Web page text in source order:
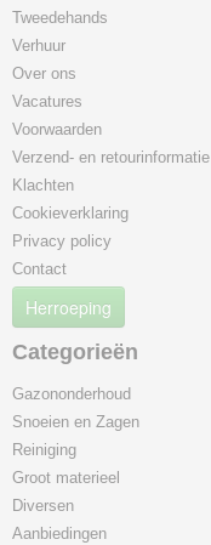
Tweedehands
Verhuur
Over ons
Vacatures
Voorwaarden
Verzend- en retourinformatie
Klachten
Cookieverklaring
Privacy policy
Contact
Herroeping
Categorieën
Gazononderhoud
Snoeien en Zagen
Reiniging
Groot materieel
Diversen
Aanbiedingen